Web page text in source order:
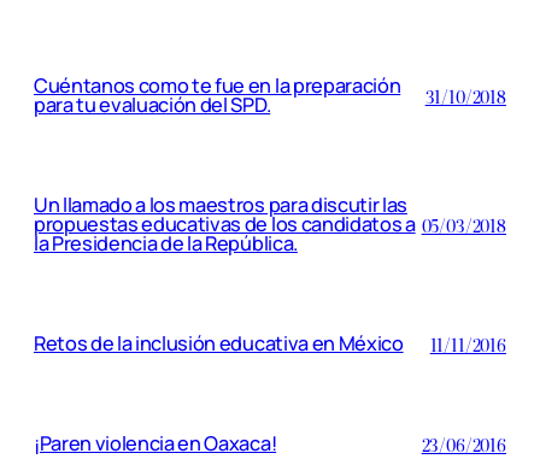
Cuéntanos como te fue en la preparación
para tu evaluación del SPD. 31/10/2018
Un llamado a los maestros para discutir las
propuestas educativas de los candidatos a
la Presidencia de la República.
05/03/2018
Retos de la inclusión educativa en México 11/11/2016
¡Paren violencia en Oaxaca! 23/06/2016